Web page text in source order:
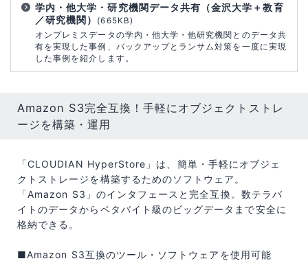
学内・他大学・研究機関データ共有（金沢大学＋教育
／研究機関）
(665KB)
オンプレミスデータの学内・他大学・他研究機関とのデータ共
有を実現した事例、バックアップとランサム対策を一度に実現
した事例を紹介します。
Amazon S3完全互換！手軽にオブジェクトストレ
ージを構築・運用
「CLOUDIAN HyperStore」は、簡単・手軽にオブジェ
クトストレージを構築するためのソフトウェア。
「Amazon S3」のインタフェースと完全互換。数テラバ
イトのデータからペタバイト級のビッグデータまで安全に
格納できる。
■Amazon S3互換のツール・ソフトウェアを使用可能